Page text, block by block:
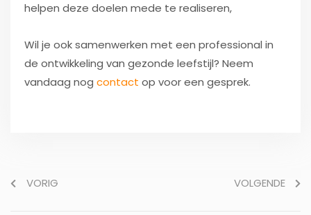
helpen deze doelen mede te realiseren,
Wil je ook samenwerken met een professional in
de ontwikkeling van gezonde leefstijl? Neem
vandaag nog contact op voor een gesprek.
VORIG VOLGENDE